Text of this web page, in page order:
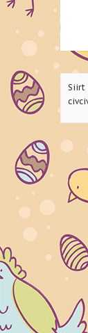
Siirt